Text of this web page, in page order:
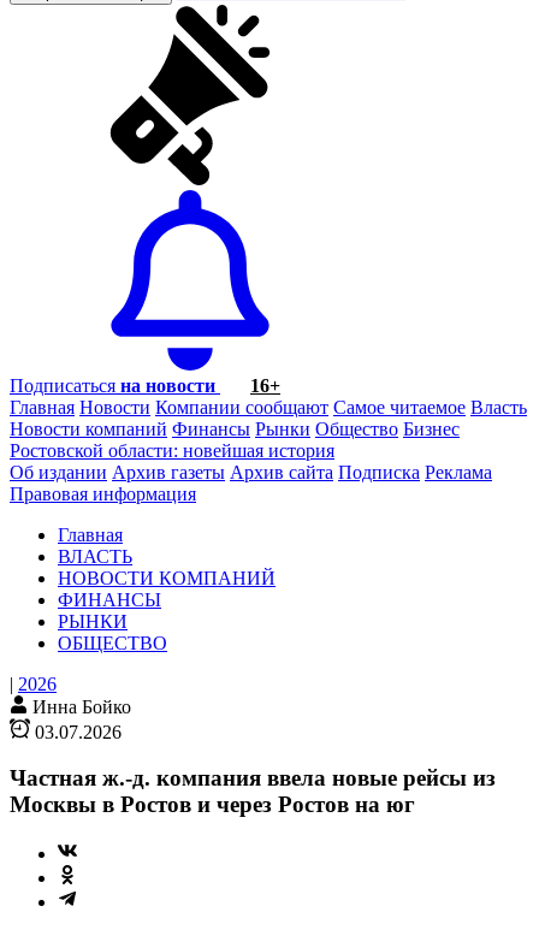
Подписаться на новости
16+
Главная Новости Компании сообщают Самое читаемое Власть
Новости компаний Финансы Рынки Общество Бизнес
Ростовской области: новейшая история
Об издании Архив газеты Архив сайта Подписка Реклама
Правовая информация
Главная
ВЛАСТЬ
НОВОСТИ КОМПАНИЙ
ФИНАНСЫ
РЫНКИ
ОБЩЕСТВО
| 2026
Инна Бойко
03.07.2026
Частная ж.-д. компания ввела новые рейсы из
Москвы в Ростов и через Ростов на юг